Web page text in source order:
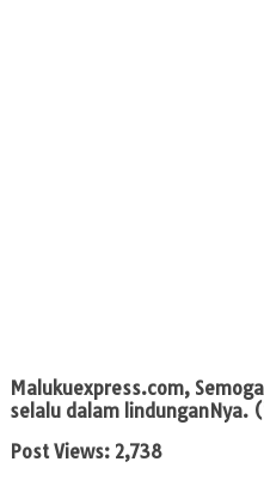
Malukuexpress.com,
selalu dalam lindunganNya.
Post Views: 2,738